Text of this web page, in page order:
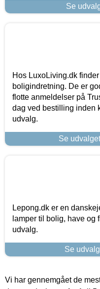
Se
Hos LuxoLiving.dk
boligindretning. De er
flotte anmeldelser på
dag ved bestilling inden
udvalg.
Se
Lepong.dk er en
lamper til bolig, have og
udvalg.
Se
Vi har gennemgået de